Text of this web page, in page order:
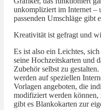
unkompliziert im Internet –
passenden Umschläge gibt
Kreativität ist gefragt und
Es ist also ein Leichtes, sich
seine Hochzeitskarten und
Zubehör selbst zu
werden auf speziellen
Vorlagen angeboten, die
modifiziert werden können,
gibt es Blankokarten zur